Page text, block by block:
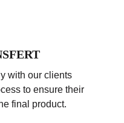
with our clients
to ensure their
final product.